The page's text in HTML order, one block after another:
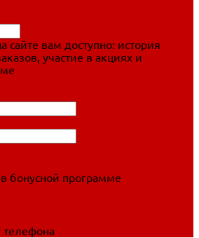
сайте вам доступно: история
участие в акциях и
в бонусной программе
телефона